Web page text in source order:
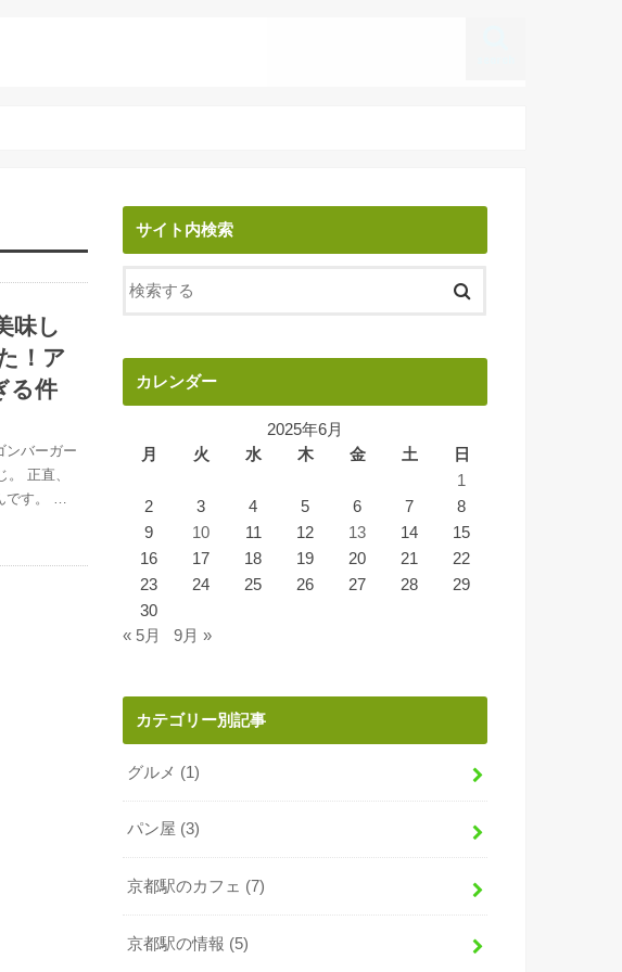
味し
！ア
る件
ンバーガー
。 正直、
です。 …
サイト内検索
カレンダー
2025年6月
月
火 水 木 金 土
日
1
2
3 4 5 6 7
8
9
10 11 12 13 14
15
16
17 18 19 20 21
22
23
24 25 26 27 28
29
30
« 5月
9月 »
カテゴリー別記事
グルメ (1)
パン屋 (3)
京都駅のカフェ (7)
京都駅の情報 (5)